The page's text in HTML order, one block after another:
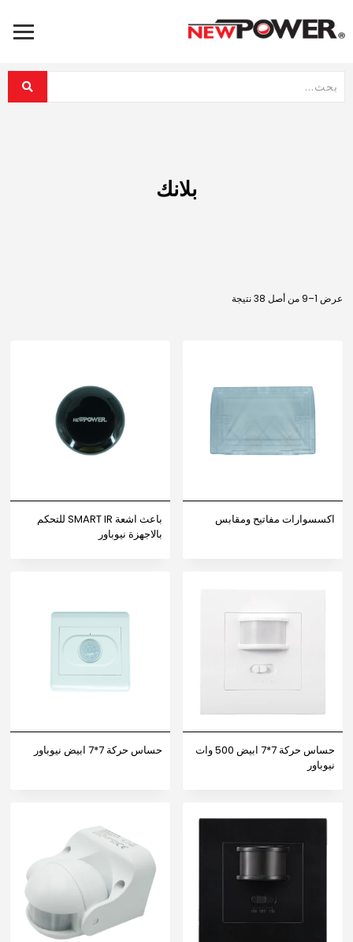
بلانك
عرض 1–9 من أصل 38 نتيجة
اكسسوارات مفاتيح ومقابس
باعث اشعة SMART IR للتحكم
بالاجهزة نيوباور
حساس حركة 7*7 ابيض 500 وات
نيوباور
حساس حركة 7*7 ابيض نيوباور